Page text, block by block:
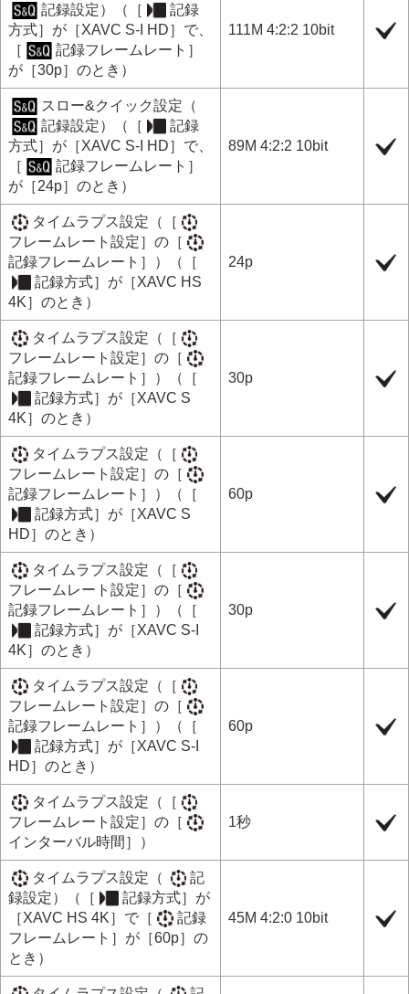
記録設定）（ ［
記録
方式］ が ［XAVC S-I HD］ で、
［
記録フレームレート］
が ［30p］ のとき）
111M 4:2:2 10bit
スロー&クイック設定 （
記録設定）（ ［
記録
方式］ が ［XAVC S-I HD］ で、
［
記録フレームレート］
が ［24p］ のとき）
89M 4:2:2 10bit
タイムラプス設定 （ ［
フレームレート設定］ の ［
記録フレームレート］
）（
［
記録方式］ が［XAVC HS
4K］ のとき）
24p
タイムラプス設定 （ ［
フレームレート設定］ の ［
記録フレームレート］
）（
［
記録方式］ が［XAVC S
4K］ のとき）
30p
タイムラプス設定 （ ［
フレームレート設定］ の ［
記録フレームレート］
）（
［
記録方式］ が［XAVC S
HD］ のとき）
60p
タイムラプス設定 （ ［
フレームレート設定］ の ［
記録フレームレート］
）（
［
記録方式］ が［XAVC S-I
4K］ のとき）
30p
タイムラプス設定 （ ［
フレームレート設定］ の ［
記録フレームレート］
）（
［
記録方式］ が［XAVC S-I
HD］ のとき）
60p
タイムラプス設定 （ ［
フレームレート設定］ の ［
インターバル時間］
）
1秒
タイムラプス設定 （
記
録設定）（ ［ 記録方式］ が
［XAVC HS 4K］ で ［
記録
フレームレート］ が ［60p］ の
とき）
45M 4:2:0 10bit